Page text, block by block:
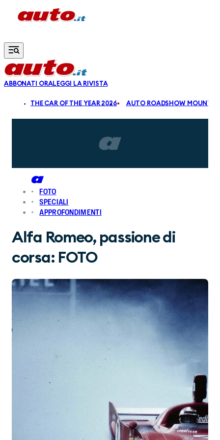
Vai al contenuto principale
ABBONATI ORALEGGI LA RIVISTA
THE CAR OF THE YEAR 2026 AUTO ROADSHOW
FOTO
SPECIALI
APPROFONDIMENTI
Alfa Romeo, passione di
corsa: FOTO